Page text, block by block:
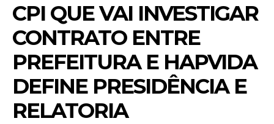
CPI QUE VAI INVESTIGAR
CONTRATO ENTRE
PREFEITURA E HAPVIDA
DEFINE PRESIDÊNCIA E
RELATORIA